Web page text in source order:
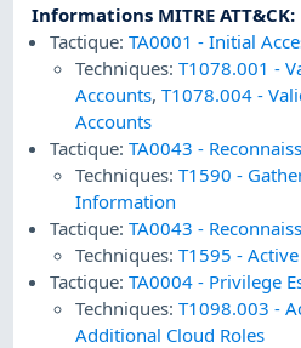
Informations MITRE ATT&CK:
Tactique: TA0001 - Initial
Techniques:T1078.001 -
Accounts,T1078.004 -
Accounts
Tactique: TA0043 -
Techniques:T1590 -
Information
Tactique: TA0043 -
Techniques:T1595 -
Tactique: TA0004- Privilege
Techniques:T1098.003 -
Additional Cloud Roles